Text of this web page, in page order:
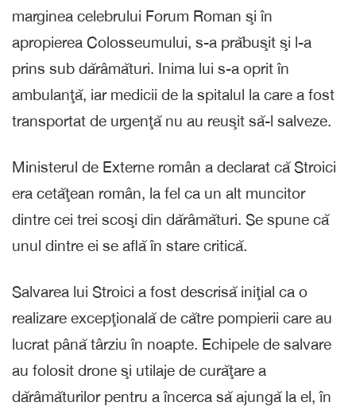
marginea celebrului Forum Roman şi în
apropierea Colosseumului, s-a prăbuşit şi l-a
prins sub dărâmături. Inima lui s-a oprit în
ambulanţă, iar medicii de la spitalul la care a fost
transportat de urgenţă nu au reuşit să-l salveze.
Ministerul de Externe român a declarat că Stroici
era cetăţean român, la fel ca un alt muncitor
dintre cei trei scoşi din dărâmături. Se spune că
unul dintre ei se află în stare critică.
Salvarea lui Stroici a fost descrisă iniţial ca o
realizare excepţională de către pompierii care au
lucrat până târziu în noapte. Echipele de salvare
au folosit drone şi utilaje de curăţare a
dărâmăturilor pentru a încerca să ajungă la el, în